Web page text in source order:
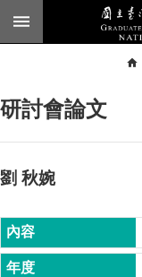
跳到主要內容區塊
臺
頁
公
告
研討會論文
劉 秋婉